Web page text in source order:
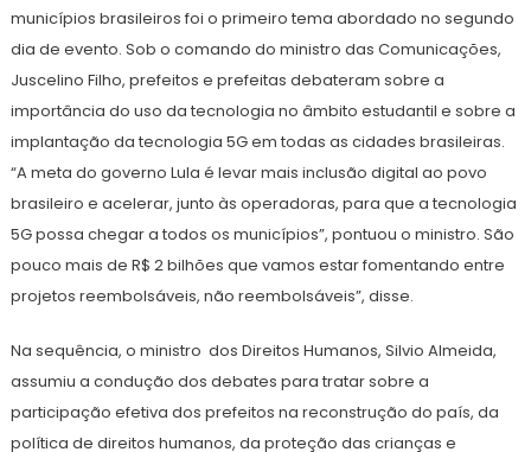
municípios brasileiros foi o primeiro tema abordado no segundo
dia de evento. Sob o comando do ministro das Comunicações,
Juscelino Filho, prefeitos e prefeitas debateram sobre a
importância do uso da tecnologia no âmbito estudantil e sobre a
implantação da tecnologia 5G em todas as cidades brasileiras.
“A meta do governo Lula é levar mais inclusão digital ao povo
brasileiro e acelerar, junto às operadoras, para que a tecnologia
5G possa chegar a todos os municípios”, pontuou o ministro. São
pouco mais de R$ 2 bilhões que vamos estar fomentando entre
projetos reembolsáveis, não reembolsáveis”, disse.
Na sequência, o ministro dos Direitos Humanos, Silvio Almeida,
assumiu a condução dos debates para tratar sobre a
participação efetiva dos prefeitos na reconstrução do país, da
política de direitos humanos, da proteção das crianças e